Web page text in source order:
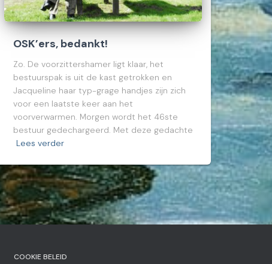
OSK’ers, bedankt!
Zo. De voorzittershamer ligt klaar, het
bestuurspak is uit de kast getrokken en
Jacqueline haar typ-grage handjes zijn zich
voor een laatste keer aan het
voorverwarmen. Morgen wordt het 46ste
bestuur gedechargeerd. Met deze gedachte
Lees verder
COOKIE BELEID